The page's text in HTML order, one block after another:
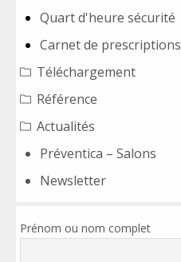
Quart d'heure sécurité
Carnet de prescriptions
Téléchargement
Référence
Actualités
Préventica – Salons
Newsletter
Prénom ou nom complet